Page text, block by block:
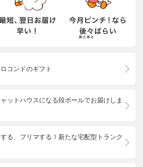
コンドのギフト
ットハウスになる段ボールでお届けしま
る、フリマする！新たな宅配型トランク